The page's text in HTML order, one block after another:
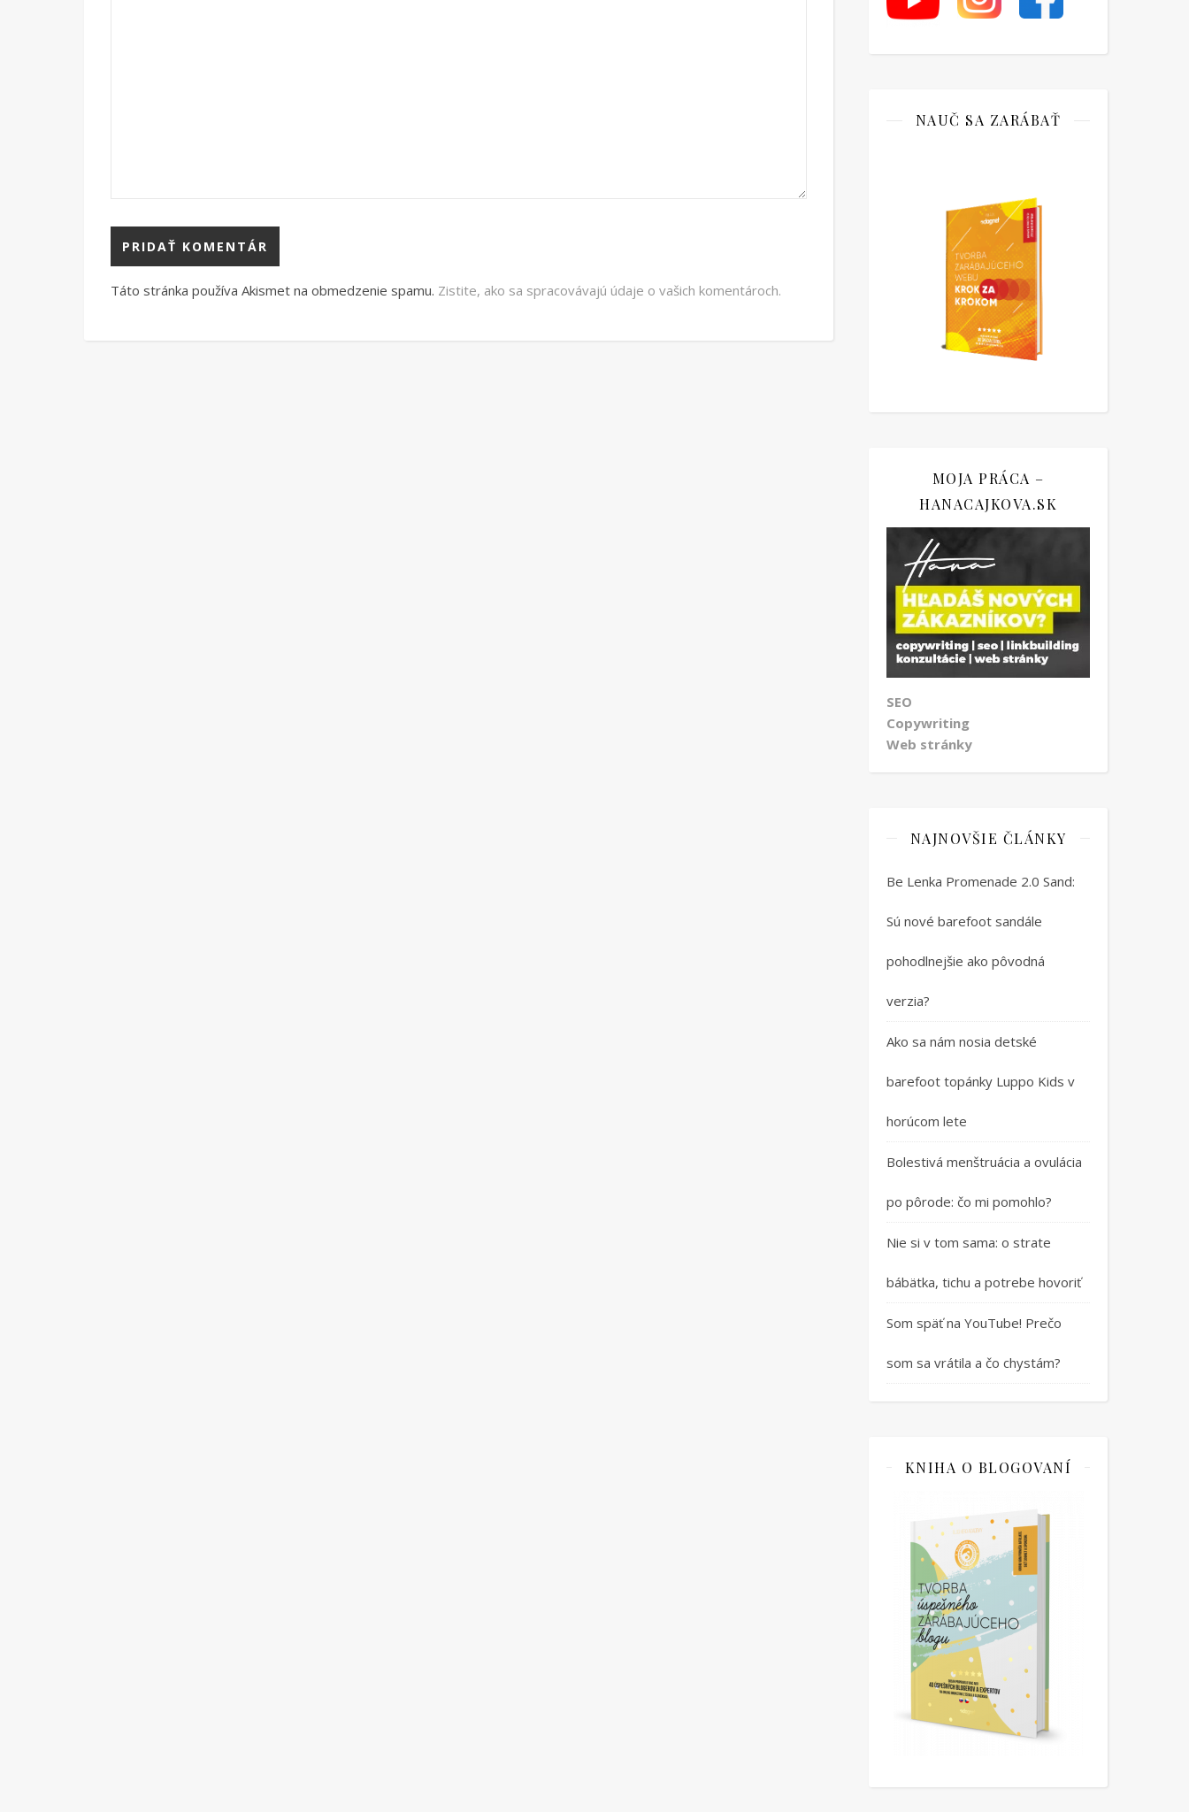
Táto stránka používa Akismet na obmedzenie spamu. Zistite, ako sa spracovávajú údaje o vašich komentároch.
NAUČ SA ZARÁBAŤ
MOJA PRÁCA –
HANACAJKOVA.SK
SEO
Copywriting
Web stránky
NAJNOVŠIE ČLÁNKY
Be Lenka Promenade 2.0 Sand:
Sú nové barefoot sandále
pohodlnejšie ako pôvodná
verzia?
Ako sa nám nosia detské
barefoot topánky Luppo Kids v
horúcom lete
Bolestivá menštruácia a ovulácia
po pôrode: čo mi pomohlo?
Nie si v tom sama: o strate
bábätka, tichu a potrebe hovoriť
Som späť na YouTube! Prečo
som sa vrátila a čo chystám?
KNIHA O BLOGOVANÍ